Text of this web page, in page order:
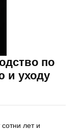
по
и уходу
лет и